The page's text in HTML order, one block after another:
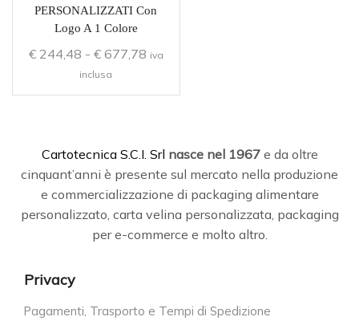
PERSONALIZZATI Con
Logo A 1 Colore
€244,48 - €677,78 iva
inclusa
Cartotecnica S.C.I. Srl nasce nel 1967e da oltre
cinquant’anni è presente sul mercato nella produzione
e commercializzazione di packaging alimentare
personalizzato, carta velina personalizzata, packaging
per e-commerce e molto altro.
Privacy
Pagamenti, Trasporto e Tempi di Spedizione